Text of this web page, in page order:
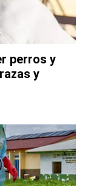
perros y
y